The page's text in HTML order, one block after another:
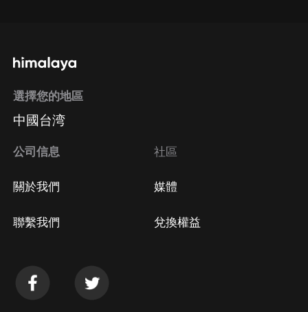
選擇您的地區
中國台湾
公司信息
關於我們
聯繫我們
社區
媒體
兌換權益